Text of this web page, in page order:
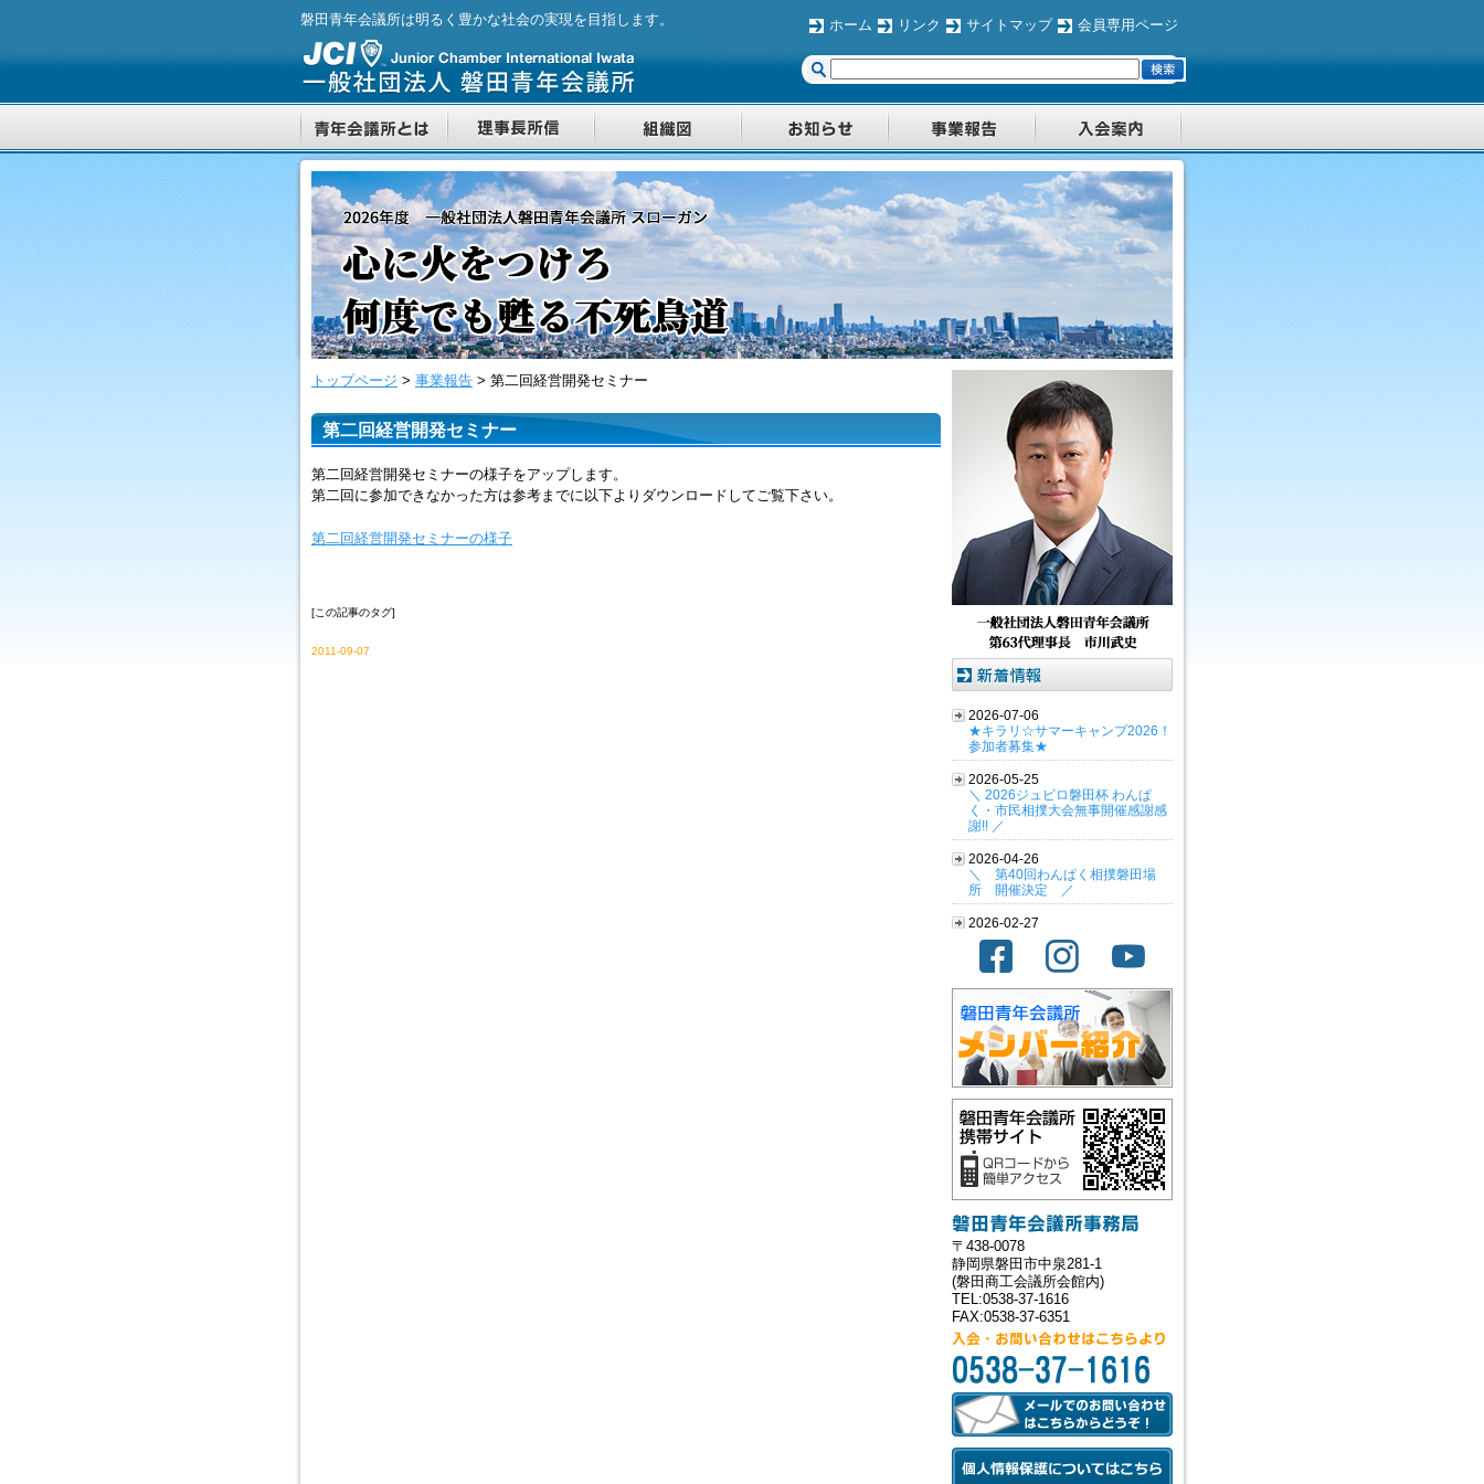
磐田青年会議所は明るく豊かな社会の実現を目指します。 ホーム リンク サイトマップ 会員専用ページ
トップページ > 事業報告 > 第二回経営開発セミナー
第二回経営開発セミナー
第二回経営開発セミナーの様子をアップします。
第二回に参加できなかった方は参考までに以下よりダウンロードしてご覧下さい。
第二回経営開発セミナーの様子
[この記事のタグ]
2011-09-07
2026-07-06
★キラリ☆サマーキャンプ2026！
参加者募集★
2026-05-25
＼ 2026ジュビロ磐田杯 わんぱ
く・市民相撲大会無事開催感謝感
謝!! ／
2026-04-26
＼ 第40回わんぱく相撲磐田場
所 開催決定 ／
2026-02-27
いわたミライキャンバス～
Chance! Challenge! Change! ～
協賛のお願い
2026-02-26
いわたミライキャンバス～
Chance! Challenge! Change! ～
ボランティア募集！
2026-02-25
いわたミライキャンバス～
Chance! Challenge! Change! ～
参加者募集！
2026-02-24
いわたミライキャンバス～
Chance! Challenge! Change! ～
2026-02-23
2026年度 京都会議
2026-01-23
【賀詞交歓会 開催報告】
2025-08-06
静岡新聞掲載報告
〒438-0078
静岡県磐田市中泉281-1
(磐田商工会議所会館内)
TEL:0538-37-1616
FAX:0538-37-6351